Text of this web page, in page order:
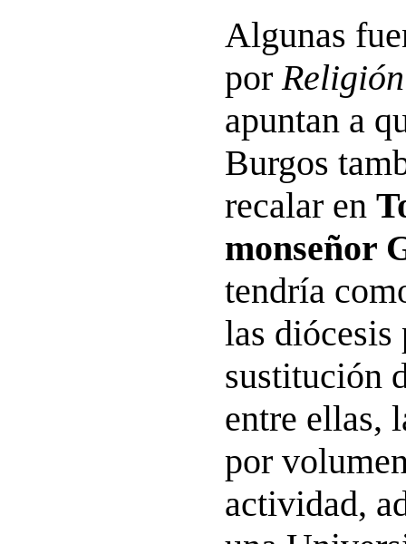
Algunas
por
apuntan a
Burgos
recalar en
monseñor
tendría
las diócesis
sustitución
entre ellas,
por
actividad,